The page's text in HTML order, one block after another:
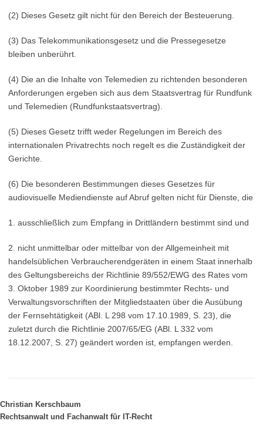
(2) Dieses Gesetz gilt nicht für den Bereich der Besteuerung.
(3) Das Telekommunikationsgesetz und die Pressegesetze
bleiben unberührt.
(4) Die an die Inhalte von Telemedien zu richtenden besonderen
Anforderungen ergeben sich aus dem Staatsvertrag für Rundfunk
und Telemedien (Rundfunkstaatsvertrag).
(5) Dieses Gesetz trifft weder Regelungen im Bereich des
internationalen Privatrechts noch regelt es die Zuständigkeit der
Gerichte.
(6) Die besonderen Bestimmungen dieses Gesetzes für
audiovisuelle Mediendienste auf Abruf gelten nicht für Dienste, die
1. ausschließlich zum Empfang in Drittländern bestimmt sind und
2. nicht unmittelbar oder mittelbar von der Allgemeinheit mit
handelsüblichen Verbraucherendgeräten in einem Staat innerhalb
des Geltungsbereichs der Richtlinie 89/552/EWG des Rates vom
3. Oktober 1989 zur Koordinierung bestimmter Rechts- und
Verwaltungsvorschriften der Mitgliedstaaten über die Ausübung
der Fernsehtätigkeit (ABl. L 298 vom 17.10.1989, S. 23), die
zuletzt durch die Richtlinie 2007/65/EG (ABl. L 332 vom
18.12.2007, S. 27) geändert worden ist, empfangen werden.
Christian Kerschbaum
Rechtsanwalt und Fachanwalt für IT-Recht